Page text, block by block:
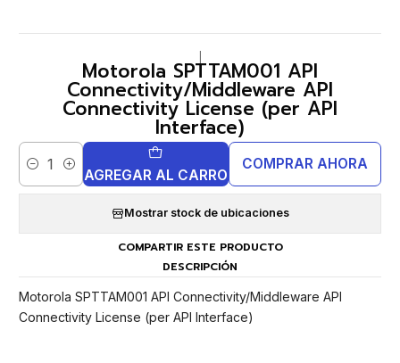
Motorola SPTTAM001 API
Connectivity/Middleware API
Connectivity License (per API
Interface)
Cantidad AGREGAR AL CARRO
COMPRAR AHORA
Mostrar stock de ubicaciones
COMPARTIR ESTE PRODUCTO
DESCRIPCIÓN
Motorola SPTTAM001 API Connectivity/Middleware API
Connectivity License (per API Interface)